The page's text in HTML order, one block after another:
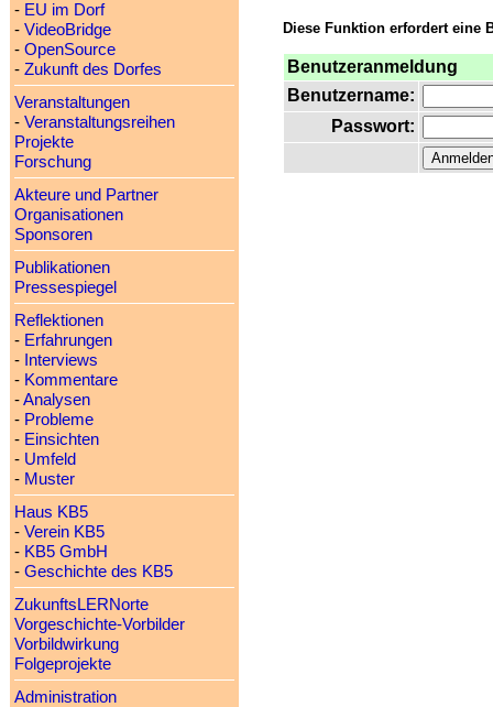
- EU im Dorf
- VideoBridge
- OpenSource
- Zukunft des Dorfes
Veranstaltungen
- Veranstaltungsreihen
Projekte
Forschung
Akteure und Partner
Organisationen
Sponsoren
Publikationen
Pressespiegel
Reflektionen
- Erfahrungen
- Interviews
- Kommentare
-Analysen
- Probleme
- Einsichten
- Umfeld
- Muster
Haus KB5
- Verein KB5
- KB5 GmbH
- Geschichte des KB5
ZukunftsLERNorte
Vorgeschichte-Vorbilder
Vorbildwirkung
Folgeprojekte
Administration
Diese Funktion erfordert eine
Benutzeranmeldung
Benutzername:
Passwort: